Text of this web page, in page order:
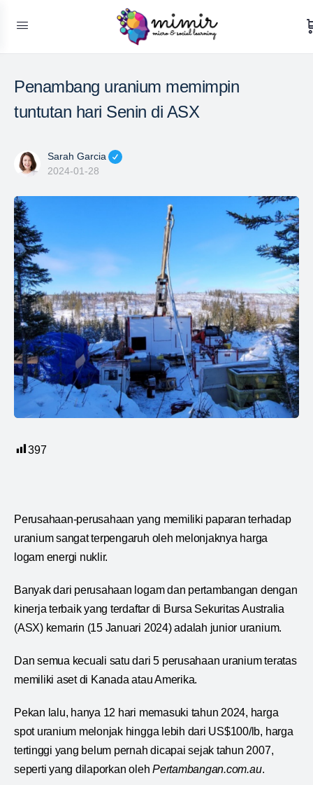
Penambang uranium memimpin
tuntutan hari Senin di ASX
Sarah Garcia
2024-01-28
397
Perusahaan-perusahaan yang memiliki paparan terhadap
uranium sangat terpengaruh oleh melonjaknya harga
logam energi nuklir.
Banyak dari perusahaan logam dan pertambangan dengan
kinerja terbaik yang terdaftar di Bursa Sekuritas Australia
(ASX) kemarin (15 Januari 2024) adalah junior uranium.
Dan semua kecuali satu dari 5 perusahaan uranium teratas
memiliki aset di Kanada atau Amerika.
Pekan lalu, hanya 12 hari memasuki tahun 2024, harga
spot uranium melonjak hingga lebih dari US$100/lb, harga
tertinggi yang belum pernah dicapai sejak tahun 2007,
seperti yang dilaporkan olehPertambangan.com.au.